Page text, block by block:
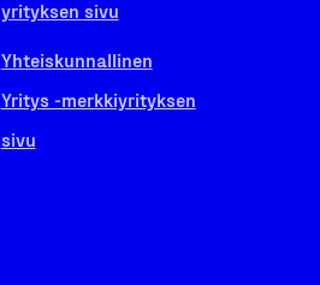
yrityksen sivu
Yhteiskunnallinen
Yritys -merkkiyrityksen
sivu